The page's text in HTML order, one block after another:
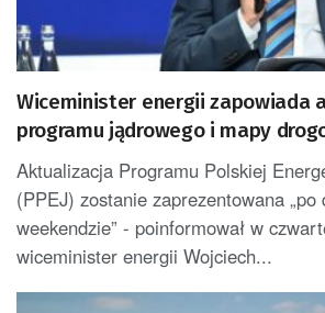
Wiceminister energii zapowiada
programu jądrowego i mapy
Aktualizacja Programu Polskiej
(PPEJ) zostanie zaprezentowana „po
weekendzie” - poinformował w
wiceminister energii Wojciech...